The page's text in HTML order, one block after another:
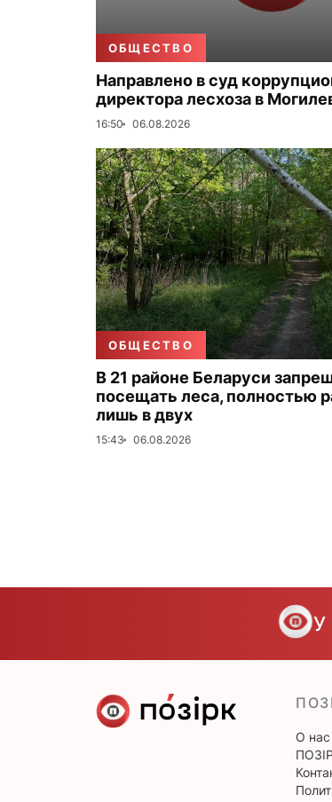
ОБЩЕСТВО
Направлено в суд
директора лесхоза в
16:50 06.08.2026
ОБЩЕСТВО
В 21 районе Беларуси
посещать леса, полностью
лишь в двух
15:43 06.08.2026
У
О нас